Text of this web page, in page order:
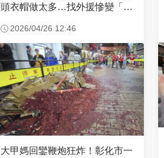
頭衣帽做太多…找外援慘變「自
2026/04/26 12:46
大甲媽回鑾鞭炮狂炸！彰化市一